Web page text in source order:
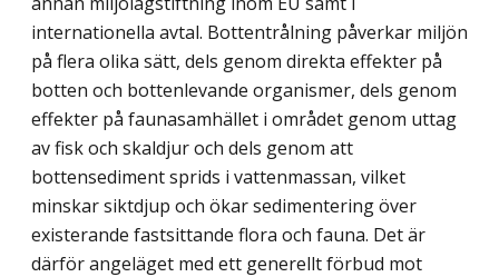
internationella avtal. Bottentrålning påverkar miljön
på flera olika sätt, dels genom direkta effekter på
botten och bottenlevande organismer, dels genom
effekter på faunasamhället i området genom uttag
av fisk och skaldjur och dels genom att
bottensediment sprids i vattenmassan, vilket
minskar siktdjup och ökar sedimentering över
existerande fastsittande flora och fauna. Det är
därför angeläget med ett generellt förbud mot